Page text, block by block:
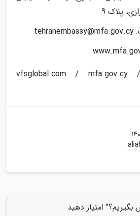
پلاک 9
tehranembassy@mfa.gov.cy
منبع: کجارو / vfsglobal.com / mfa.gov.cy /
امتیاز دهید